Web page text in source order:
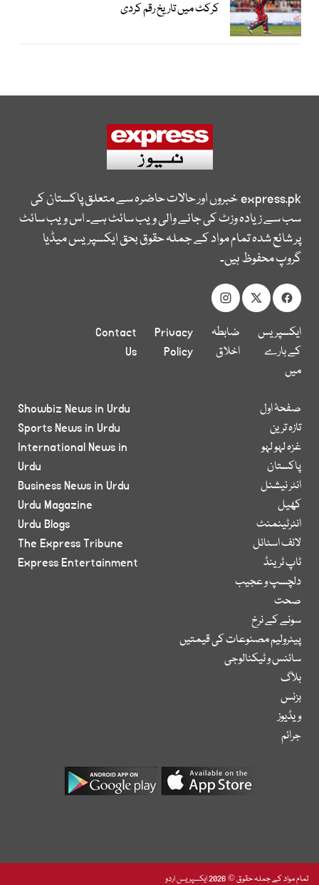
کرکٹ میں تاریخ رقم کردی
express.pkخبروں اور حالات حاضرہ سے متعلق پاکستان کی
سب سے زیادہ وزٹ کی جانے والی ویب سائٹ ہے۔ اس ویب سائٹ
پر شائع شدہ تمام مواد کے جملہ حقوق بحق ایکسپریس میڈیا
گروپ محفوظ ہیں۔
ایکسپریس
کے بارے
میں
ضابطہ
اخلاق
Privacy
Policy
Contact
Us
صفحۂ اول
تازہ ترین
غزہ لہو لہو
پاکستان
انٹر نیشنل
کھیل
انٹرٹینمنٹ
لائف اسٹائل
ٹاپ ٹرینڈ
دلچسپ و عجیب
صحت
سونے کے نرخ
پیٹرولیم مصنوعات کی قیمتیں
سائنس و ٹیکنالوجی
بلاگ
بزنس
ویڈیوز
جرائم
Showbiz News in Urdu
Sports News in Urdu
International News in
Urdu
Business News in Urdu
Urdu Magazine
Urdu Blogs
The Express Tribune
Express Entertainment
تمام مواد کے جملہ حقوق © 2026 ایکسپریس اردو